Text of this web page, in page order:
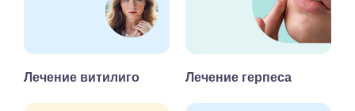
Лечение витилиго Лечение герпеса